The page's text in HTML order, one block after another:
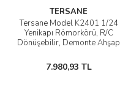
TERSANE
Tersane Model K2401 1/24
Yenikapı Römorkörü, R/C
Dönüşebilir, Demonte Ahşap
7.980,93 TL